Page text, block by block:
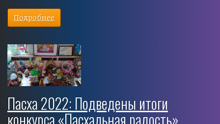
Подробнее
Пасха 2022: Подведены итоги
конкурса «Пасхальная радость»